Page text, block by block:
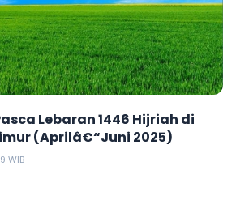
Lebaran 1446 Hijriah di
(Aprilâ€“Juni 2025)
WIB